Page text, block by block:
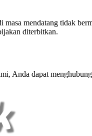
mendatang tidak
diterbitkan.
Anda dapat